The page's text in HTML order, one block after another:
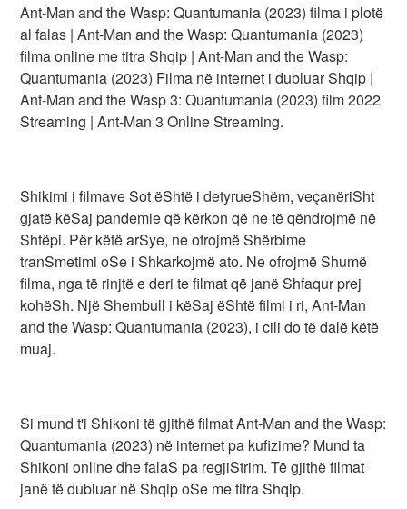
Ant-Man and the Wasp: Quantumania (2023) filma i plotë
al falas | Ant-Man and the Wasp: Quantumania (2023)
filma online me titra Shqip | Ant-Man and the Wasp:
Quantumania (2023) Filma në internet i dubluar Shqip |
Ant-Man and the Wasp 3: Quantumania (2023) film 2022
Streaming | Ant-Man 3 Online Streaming.
Shikimi i filmave Sot ëShtë i detyrueShëm, veçanëriSht
gjatë këSaj pandemie që kërkon që ne të qëndrojmë në
Shtëpi. Për këtë arSye, ne ofrojmë Shërbime
tranSmetimi oSe i Shkarkojmë ato. Ne ofrojmë Shumë
filma, nga të rinjtë e deri te filmat që janë Shfaqur prej
kohëSh. Një Shembull i këSaj ëShtë filmi i ri, Ant-Man
and the Wasp: Quantumania (2023), i cili do të dalë këtë
muaj.
Si mund t'i Shikoni të gjithë filmat Ant-Man and the Wasp:
Quantumania (2023) në internet pa kufizime? Mund ta
Shikoni online dhe falaS pa regjiStrim. Të gjithë filmat
janë të dubluar në Shqip oSe me titra Shqip.